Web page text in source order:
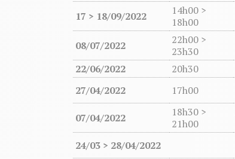
17 > 18/09/2022
14h00 >
18h00
08/07/2022
22h00 >
23h30
22/06/2022 20h30
27/04/2022 17h00
07/04/2022
18h30 >
21h00
24/03 > 28/04/2022